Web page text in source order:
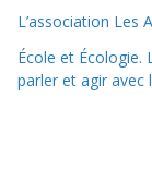
L’association Les
École et Écologie.
parler et agir avec